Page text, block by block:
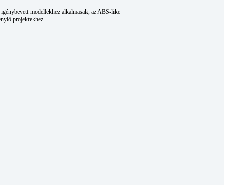
modellekhez alkalmasak, az ABS-like
projektekhez.